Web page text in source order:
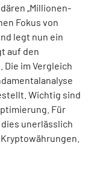
„Millionen­
Fokus von
legt nun ein
auf den
im Ver­gleich
Wichtig sind
Für
unerlässlich